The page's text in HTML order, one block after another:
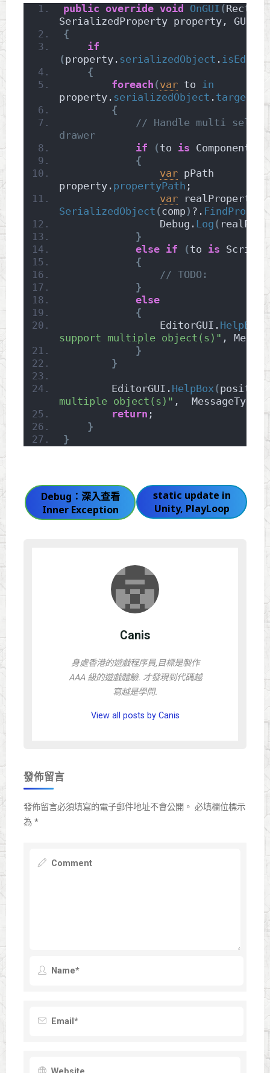
public override void OnGUI (Rect
SerializedProperty property,
{
if
(property. serializedObject .
{
foreach (var to in
property. serializedObject .
{
// Handle multi
drawer
if
(to is Component
{
var pPath
property. propertyPath ;
var realProperty
SerializedObject (comp) ?.
                Debug.
Log (
}
else if (to is
{
// TODO:
}
else
{
                EditorGUI.
HelpBox
support multiple object(s)" ,
}
}
        EditorGUI.
HelpBox(
multiple object(s)" ,  MessageType.
return ;
}
}
Debug：深入查看
Inner Exception
static update in
Unity, PlayLoop
Canis
身處香港的遊戲程序員,目標是製作
AAA 級的遊戲體驗. 才發現到代碼越
寫越是學問.
View all posts by Canis
發佈留言
發佈留言必須填寫的電子郵件地址不會公開。 必填欄位標示
為 *